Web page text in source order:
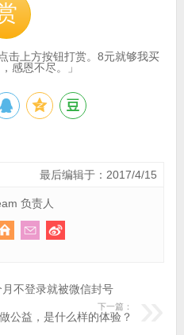
击上方按钮打赏。8元就够我买
感恩不尽。」
最后编辑于：2017/4/15
负责人
不登录就被微信封号
下一篇：
公益，是什么样的体验？